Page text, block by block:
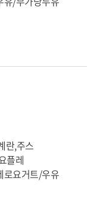
란,주스
플레
로요거트/우유